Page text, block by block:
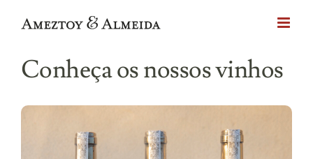
Conheça os nossos vinhos